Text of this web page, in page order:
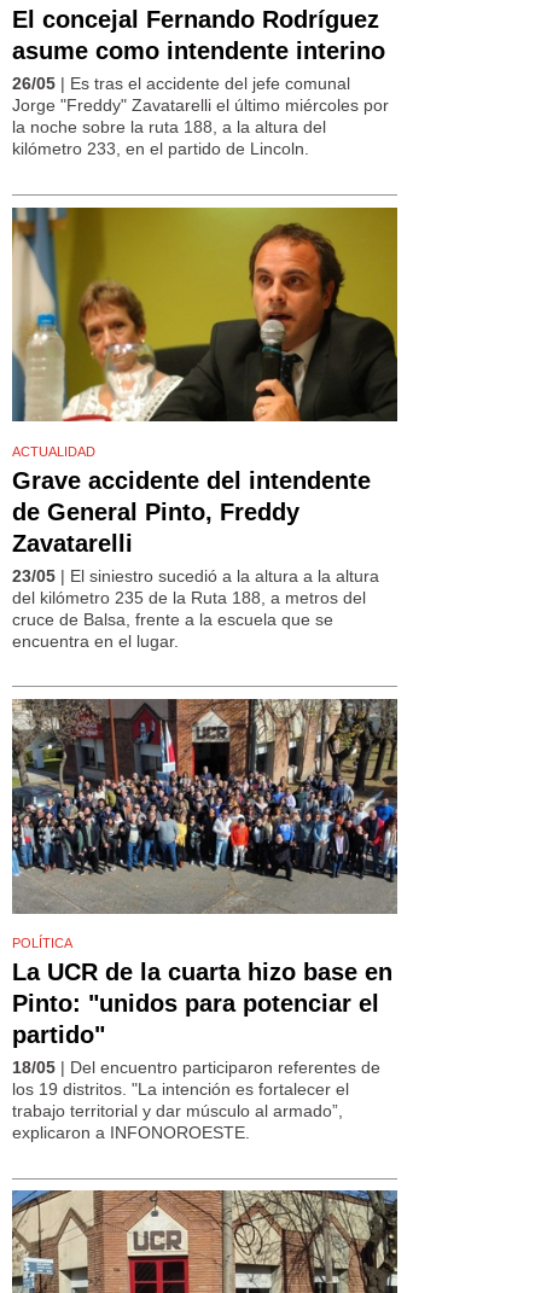
El concejal Fernando Rodríguez
asume como intendente interino
26/05 | Es tras el accidente del jefe comunal
Jorge "Freddy" Zavatarelli el último miércoles por
la noche sobre la ruta 188, a la altura del
kilómetro 233, en el partido de Lincoln.
ACTUALIDAD
Grave accidente del intendente
de General Pinto, Freddy
Zavatarelli
23/05 | El siniestro sucedió a la altura a la altura
del kilómetro 235 de la Ruta 188, a metros del
cruce de Balsa, frente a la escuela que se
encuentra en el lugar.
POLÍTICA
La UCR de la cuarta hizo base en
Pinto: "unidos para potenciar el
partido"
18/05 | Del encuentro participaron referentes de
los 19 distritos. "La intención es fortalecer el
trabajo territorial y dar músculo al armado”,
explicaron a INFONOROESTE.